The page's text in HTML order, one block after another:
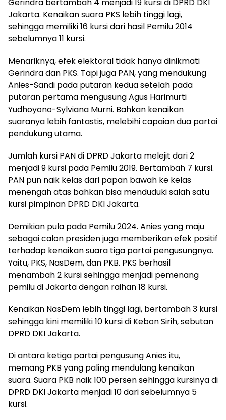
Jakarta. Kenaikan suara PKS lebih tinggi lagi,
sehingga memiliki 16 kursi dari hasil Pemilu 2014
sebelumnya 11 kursi.
Menariknya, efek elektoral tidak hanya dinikmati
Gerindra dan PKS. Tapi juga PAN, yang mendukung
Anies-Sandi pada putaran kedua setelah pada
putaran pertama mengusung Agus Harimurti
Yudhoyono-Sylviana Murni. Bahkan kenaikan
suaranya lebih fantastis, melebihi capaian dua partai
pendukung utama.
Jumlah kursi PAN di DPRD Jakarta melejit dari 2
menjadi 9 kursi pada Pemilu 2019. Bertambah 7 kursi.
PAN pun naik kelas dari papan bawah ke kelas
menengah atas bahkan bisa menduduki salah satu
kursi pimpinan DPRD DKI Jakarta.
Demikian pula pada Pemilu 2024. Anies yang maju
sebagai calon presiden juga memberikan efek positif
terhadap kenaikan suara tiga partai pengusungnya.
Yaitu, PKS, NasDem, dan PKB. PKS berhasil
menambah 2 kursi sehingga menjadi pemenang
pemilu di Jakarta dengan raihan 18 kursi.
Kenaikan NasDem lebih tinggi lagi, bertambah 3 kursi
sehingga kini memiliki 10 kursi di Kebon Sirih, sebutan
DPRD DKI Jakarta.
Di antara ketiga partai pengusung Anies itu,
memang PKB yang paling mendulang kenaikan
suara. Suara PKB naik 100 persen sehingga kursinya di
DPRD DKI Jakarta menjadi 10 dari sebelumnya 5
kursi.